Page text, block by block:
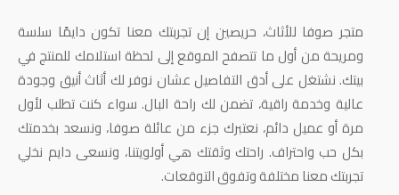
متجر صوفا للأثاث، حريصين إن تجربتك معنا تكون دايمًا سلسة
ومريحة من أول ما تتصفح الموقع إلى لحظة استلامك للمنتج في
بيتك. نشتغل على أدق التفاصيل عشان نوفر لك أثاث أنيق وجودة
عالية وخدمة راقية، تضمن لك راحة البال. سواء كنت تطلب لأول
مرة أو عميل دائم، نعتبرك جزء من عائلة صوفا، ونسعد بخدمتك
بكل حب واحتراف. راحتك وثقتك هي أولويتنا، ونسعى دايم نخلي
تجربتك معنا مختلفة وتفوق التوقعات.